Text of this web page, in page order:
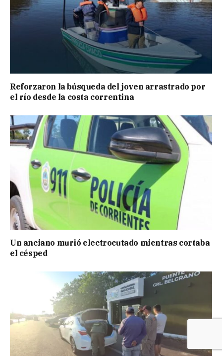
Reforzaron la búsqueda del joven arrastrado por
el río desde la costa correntina
Un anciano murió electrocutado mientras cortaba
el césped